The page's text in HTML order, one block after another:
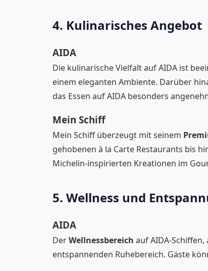
4. Kulinarisches Angebot
AIDA
Die kulinarische Vielfalt auf AIDA ist
einem eleganten Ambiente. Darüber
das Essen auf AIDA besonders
Mein Schiff
Mein Schiff überzeugt mit seinem
gehobenen à la Carte Restaurants bis
Michelin-inspirierten Kreationen im
5. Wellness und
AIDA
DerWellnessbereich auf AIDA-
entspannenden Ruhebereich. Gäste